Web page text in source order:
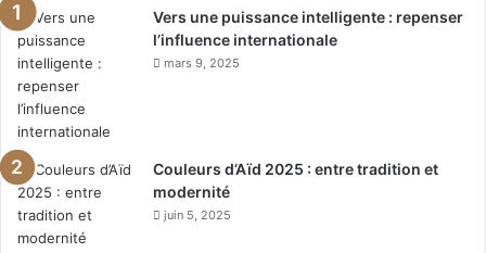
Vers une puissance intelligente : repenser
l’influence internationale
mars 9, 2025
Couleurs d’Aïd 2025 : entre tradition et
modernité
juin 5, 2025